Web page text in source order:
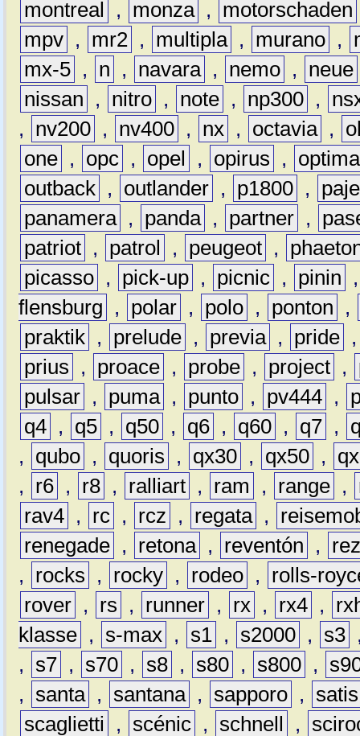
montreal
, monza , motorschaden
mpv , mr2 , multipla , murano ,
mx-5 , n , navara , nemo , neue
nissan
, nitro , note , np300 ,
,
nv200 , nv400 , nx , octavia ,
one , opc , opel , opirus ,
optima
outback , outlander , p1800 ,
panamera , panda , partner ,
patriot , patrol , peugeot ,
picasso , pick-up , picnic , pinin
flensburg
, polar , polo , ponton
,
praktik , prelude , previa , pride
prius
, proace , probe , project ,
pulsar , puma , punto , pv444 ,
q4 , q5 , q50 , q6 , q60 , q7 ,
,
qubo , quoris , qx30 , qx50 ,
,
r6 , r8 , ralliart , ram , range ,
rav4 , rc , rcz , regata ,
renegade , retona , reventón ,
,
rocks , rocky , rodeo ,
rolls-
rover , rs , runner , rx , rx4 ,
klasse , s-max , s1 , s2000 , s3
,
s7 , s70 , s8 , s80 , s800 ,
,
santa , santana , sapporo ,
satis
scaglietti
, scénic , schnell ,